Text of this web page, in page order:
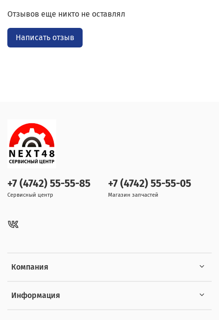
Отзывов еще никто не оставлял
Написать отзыв
Компания
Информация
+7 (4742) 55-55-85
Сервисный центр
+7 (4742) 55-55-05
Магазин запчастей